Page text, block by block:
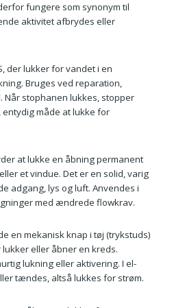
fungere som synonym til
aktivitet afbrydes eller
der lukker for vandet i en
Bruges ved reparation,
stophanen lukkes, stopper
måde at lukke for
at lukke en åbning permanent
et vindue. Det er en solid, varig
adgang, lys og luft. Anvendes i
med ændrede flowkrav.
en mekanisk knap i tøj (trykstuds)
eller åbner en kreds.
lukning eller aktivering. I el-
tændes, altså lukkes for strøm.